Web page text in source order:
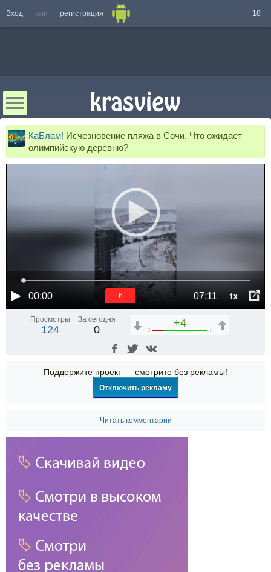
Вход или регистрация 18+
КаБлам! Исчезновение пляжа в Сочи. Что ожидает
олимпийскую деревню?
00:00 07:11 1x
6
Просмотры
124
За сегодня
0
+4
3 7
Поддержите проект — смотрите без рекламы!
Отключить рекламу
Читать комментарии